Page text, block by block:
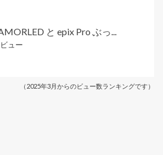
と epix Pro ぶっ...
ュー
（2025年3月からのビュー数ランキングです）